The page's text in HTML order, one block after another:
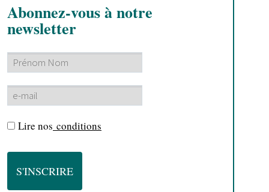
Abonnez-vous à notre
newsletter
Lire nos conditions